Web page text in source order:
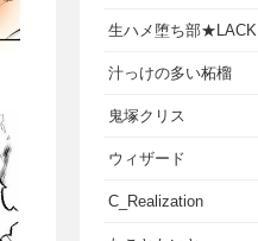
生ハメ堕ち部★LACK
汁っけの多い柘榴
鬼塚クリス
ウィザード
C_Realization